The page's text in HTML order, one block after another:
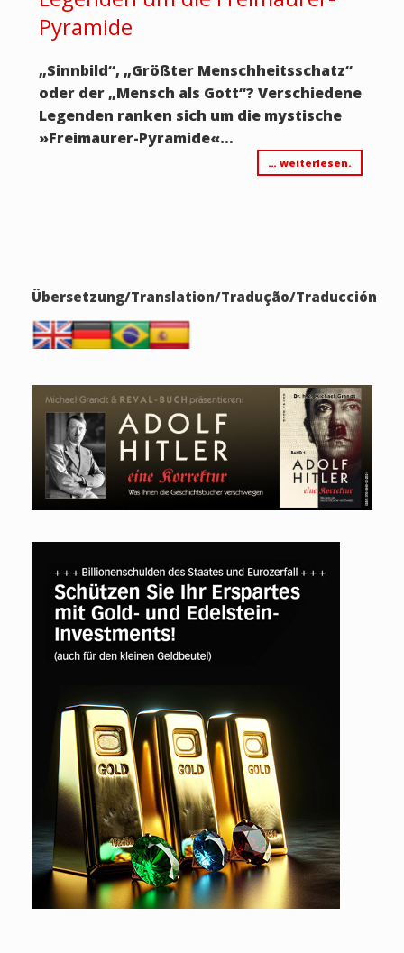
Pyramide
„Sinnbild“, „Größter Menschheitsschatz“
oder der „Mensch als Gott“? Verschiedene
Legenden ranken sich um die mystische
»Freimaurer-Pyramide«…
… weiterlesen.
Übersetzung/Translation/Tradução/Traducción